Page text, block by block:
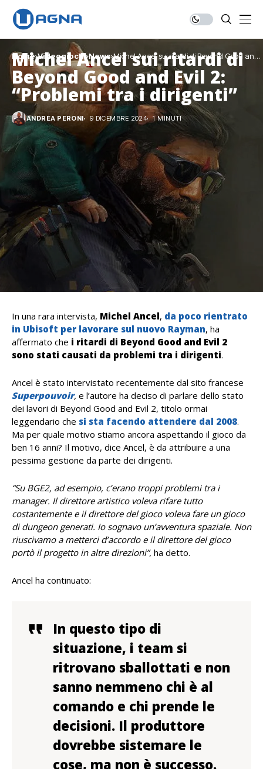
Home Videogiochi News Michel Ancel sui ritardi di Beyond Good and
Evil 2: “Problemi tra i dirigenti”
Michel Ancel sui ritardi di
Beyond Good and Evil 2:
“Problemi tra i dirigenti”
ANDREA PERONI 9 DICEMBRE 2024 1 MINUTI
In una rara intervista, Michel Ancel, da poco rientrato
in Ubisoft per lavorare sul nuovo Rayman, ha
affermato che i ritardi di Beyond Good and Evil 2
sono stati causati da problemi tra i dirigenti.
Ancel è stato intervistato recentemente dal sito francese
Superpouvoir, e l’autore ha deciso di parlare dello stato
dei lavori di Beyond Good and Evil 2, titolo ormai
leggendario che si sta facendo attendere dal 2008.
Ma per quale motivo stiamo ancora aspettando il gioco da
ben 16 anni? Il motivo, dice Ancel, è da attribuire a una
pessima gestione da parte dei dirigenti.
“Su BGE2, ad esempio, c’erano troppi problemi tra i
manager. Il direttore artistico voleva rifare tutto
costantemente e il direttore del gioco voleva fare un gioco
di dungeon generati. Io sognavo un’avventura spaziale. Non
riuscivamo a metterci d’accordo e il direttore del gioco
portò il progetto in altre direzioni”, ha detto.
Ancel ha continuato:
In questo tipo di
situazione, i team si
ritrovano sballottati e non
sanno nemmeno chi è al
comando e chi prende le
decisioni. Il produttore
dovrebbe sistemare le
cose, ma non è successo.